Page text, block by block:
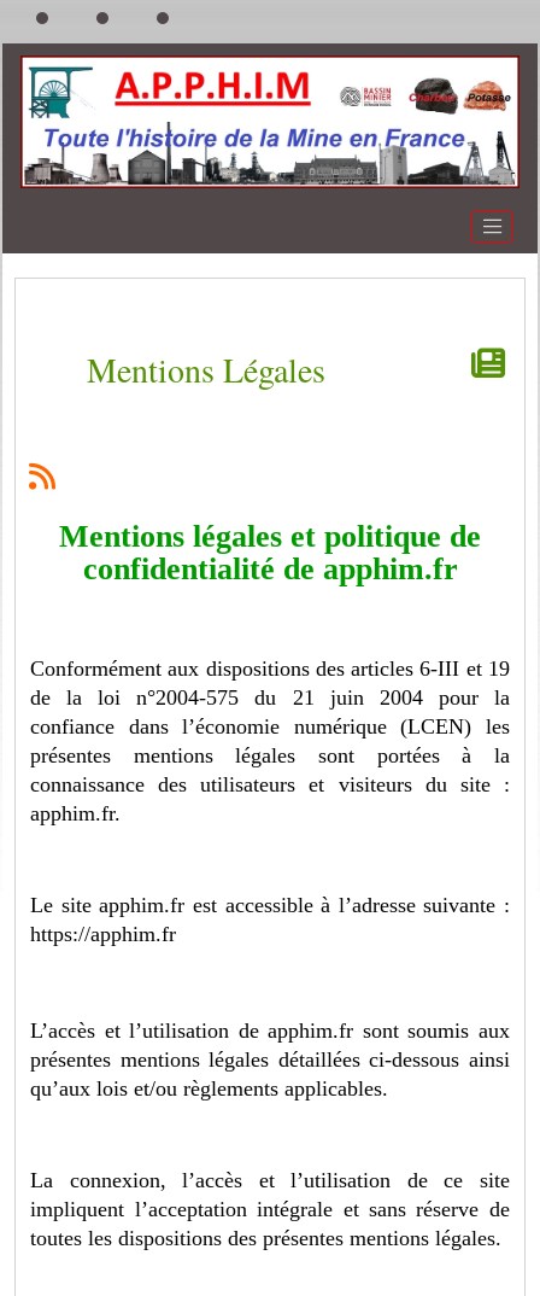
Mentions Légales
Mentions légales et politique de
confidentialité de apphim.fr
Conformément aux dispositions des articles 6-III et 19
de la loi n°2004-575 du 21 juin 2004 pour la
confiance dans l’économie numérique (LCEN) les
présentes mentions légales sont portées à la
connaissance des utilisateurs et visiteurs du site :
apphim.fr.
Le site apphim.fr est accessible à l’adresse suivante :
https://apphim.fr
L’accès et l’utilisation de apphim.fr sont soumis aux
présentes mentions légales détaillées ci-dessous ainsi
qu’aux lois et/ou règlements applicables.
La connexion, l’accès et l’utilisation de ce site
impliquent l’acceptation intégrale et sans réserve de
toutes les dispositions des présentes mentions légales.